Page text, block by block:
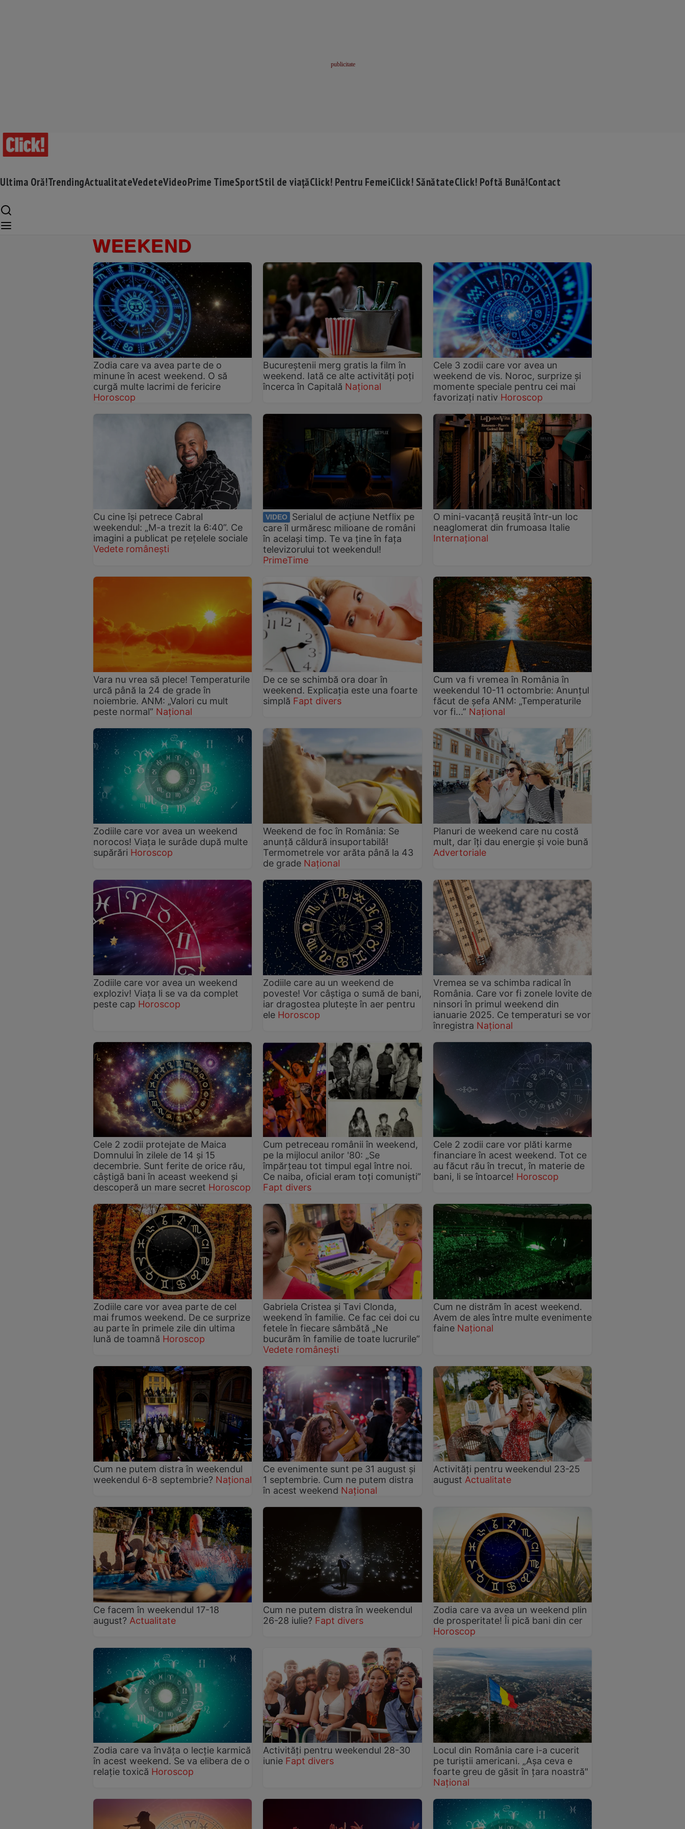
Ultima Oră!TrendingActualitateVedeteVideoPrime TimeSportStil de viațăClick! Pentru FemeiClick! SănătateClick! Poftă Bună!Contact
WEEKEND
Zodia care va avea parte de o
minune în acest weekend. O să
curgă multe lacrimi de fericire
Horoscop
Bucureștenii merg gratis la film în
weekend. Iată ce alte activități poți
încerca în Capitală Național
Cele 3 zodii care vor avea un
weekend de vis. Noroc, surprize și
momente speciale pentru cei mai
favorizați nativ Horoscop
Cu cine își petrece Cabral
weekendul: „M-a trezit la 6:40”. Ce
imagini a publicat pe rețelele sociale
Vedete românești
VIDEO
Serialul de acțiune Netflix pe
care îl urmăresc milioane de români
în același timp. Te va ține în fața
televizorului tot weekendul!
PrimeTime
O mini-vacanță reușită într-un loc
neaglomerat din frumoasa Italie
Internațional
Vara nu vrea să plece! Temperaturile
urcă până la 24 de grade în
noiembrie. ANM: „Valori cu mult
peste normal” Național
De ce se schimbă ora doar în
weekend. Explicația este una foarte
simplă Fapt divers
Cum va fi vremea în România în
weekendul 10-11 octombrie: Anunțul
făcut de șefa ANM: „Temperaturile
vor fi...” Național
Zodiile care vor avea un weekend
norocos! Viața le surâde după multe
supărări Horoscop
Weekend de foc în România: Se
anunță căldură insuportabilă!
Termometrele vor arăta până la 43
de grade Național
Planuri de weekend care nu costă
mult, dar îți dau energie și voie bună
Advertoriale
Zodiile care vor avea un weekend
exploziv! Viața li se va da complet
peste cap Horoscop
Zodiile care au un weekend de
poveste! Vor câștiga o sumă de bani,
iar dragostea plutește în aer pentru
ele Horoscop
Vremea se va schimba radical în
România. Care vor fi zonele lovite de
ninsori în primul weekend din
ianuarie 2025. Ce temperaturi se vor
înregistra Național
Cele 2 zodii protejate de Maica
Domnului în zilele de 14 și 15
decembrie. Sunt ferite de orice rău,
câștigă bani în aceast weekend și
descoperă un mare secret Horoscop
Cum petreceau românii în weekend,
pe la mijlocul anilor '80: „Se
împărțeau tot timpul egal între noi.
Ce naiba, oficial eram toți comuniști”
Fapt divers
Cele 2 zodii care vor plăti karme
financiare în acest weekend. Tot ce
au făcut rău în trecut, în materie de
bani, li se întoarce! Horoscop
Zodiile care vor avea parte de cel
mai frumos weekend. De ce surprize
au parte în primele zile din ultima
lună de toamnă Horoscop
Gabriela Cristea și Tavi Clonda,
weekend în familie. Ce fac cei doi cu
fetele în fiecare sâmbătă „Ne
bucurăm în familie de toate lucrurile”
Vedete românești
Cum ne distrăm în acest weekend.
Avem de ales între multe evenimente
faine Național
Cum ne putem distra în weekendul
weekendul 6-8 septembrie? Național
Ce evenimente sunt pe 31 august și
1 septembrie. Cum ne putem distra
în acest weekend Național
Activități pentru weekendul 23-25
august Actualitate
Ce facem în weekendul 17-18
august? Actualitate
Cum ne putem distra în weekendul
26-28 iulie? Fapt divers
Zodia care va avea un weekend plin
de prosperitate! Îi pică bani din cer
Horoscop
Zodia care va învăța o lecție karmică
în acest weekend. Se va elibera de o
relație toxică Horoscop
Activități pentru weekendul 28-30
iunie Fapt divers
Locul din România care i-a cucerit
pe turiștii americani. „Aşa ceva e
foarte greu de găsit în țara noastră"
Național